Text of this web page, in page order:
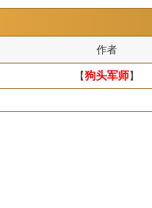
作者
【狗头军师】